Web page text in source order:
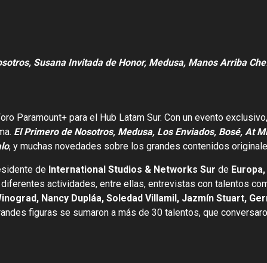
Susana Invitada de Honor, Medusa, Manos Arriba
Paramount+ para el Hub Latam Sur. Con un evento
El Primero de Nosotros, Medusa, Los Enviados, Bosé, At
, y muchas novedades sobre los grandes contenidos
deInternational Studios & Networks Sur de
actividades, entre ellas, entrevistas con talentos
Nancy Dupláa, Soledad Villamil, Jazmín Stuart,
figuras se sumaron a más de 30 talentos, que